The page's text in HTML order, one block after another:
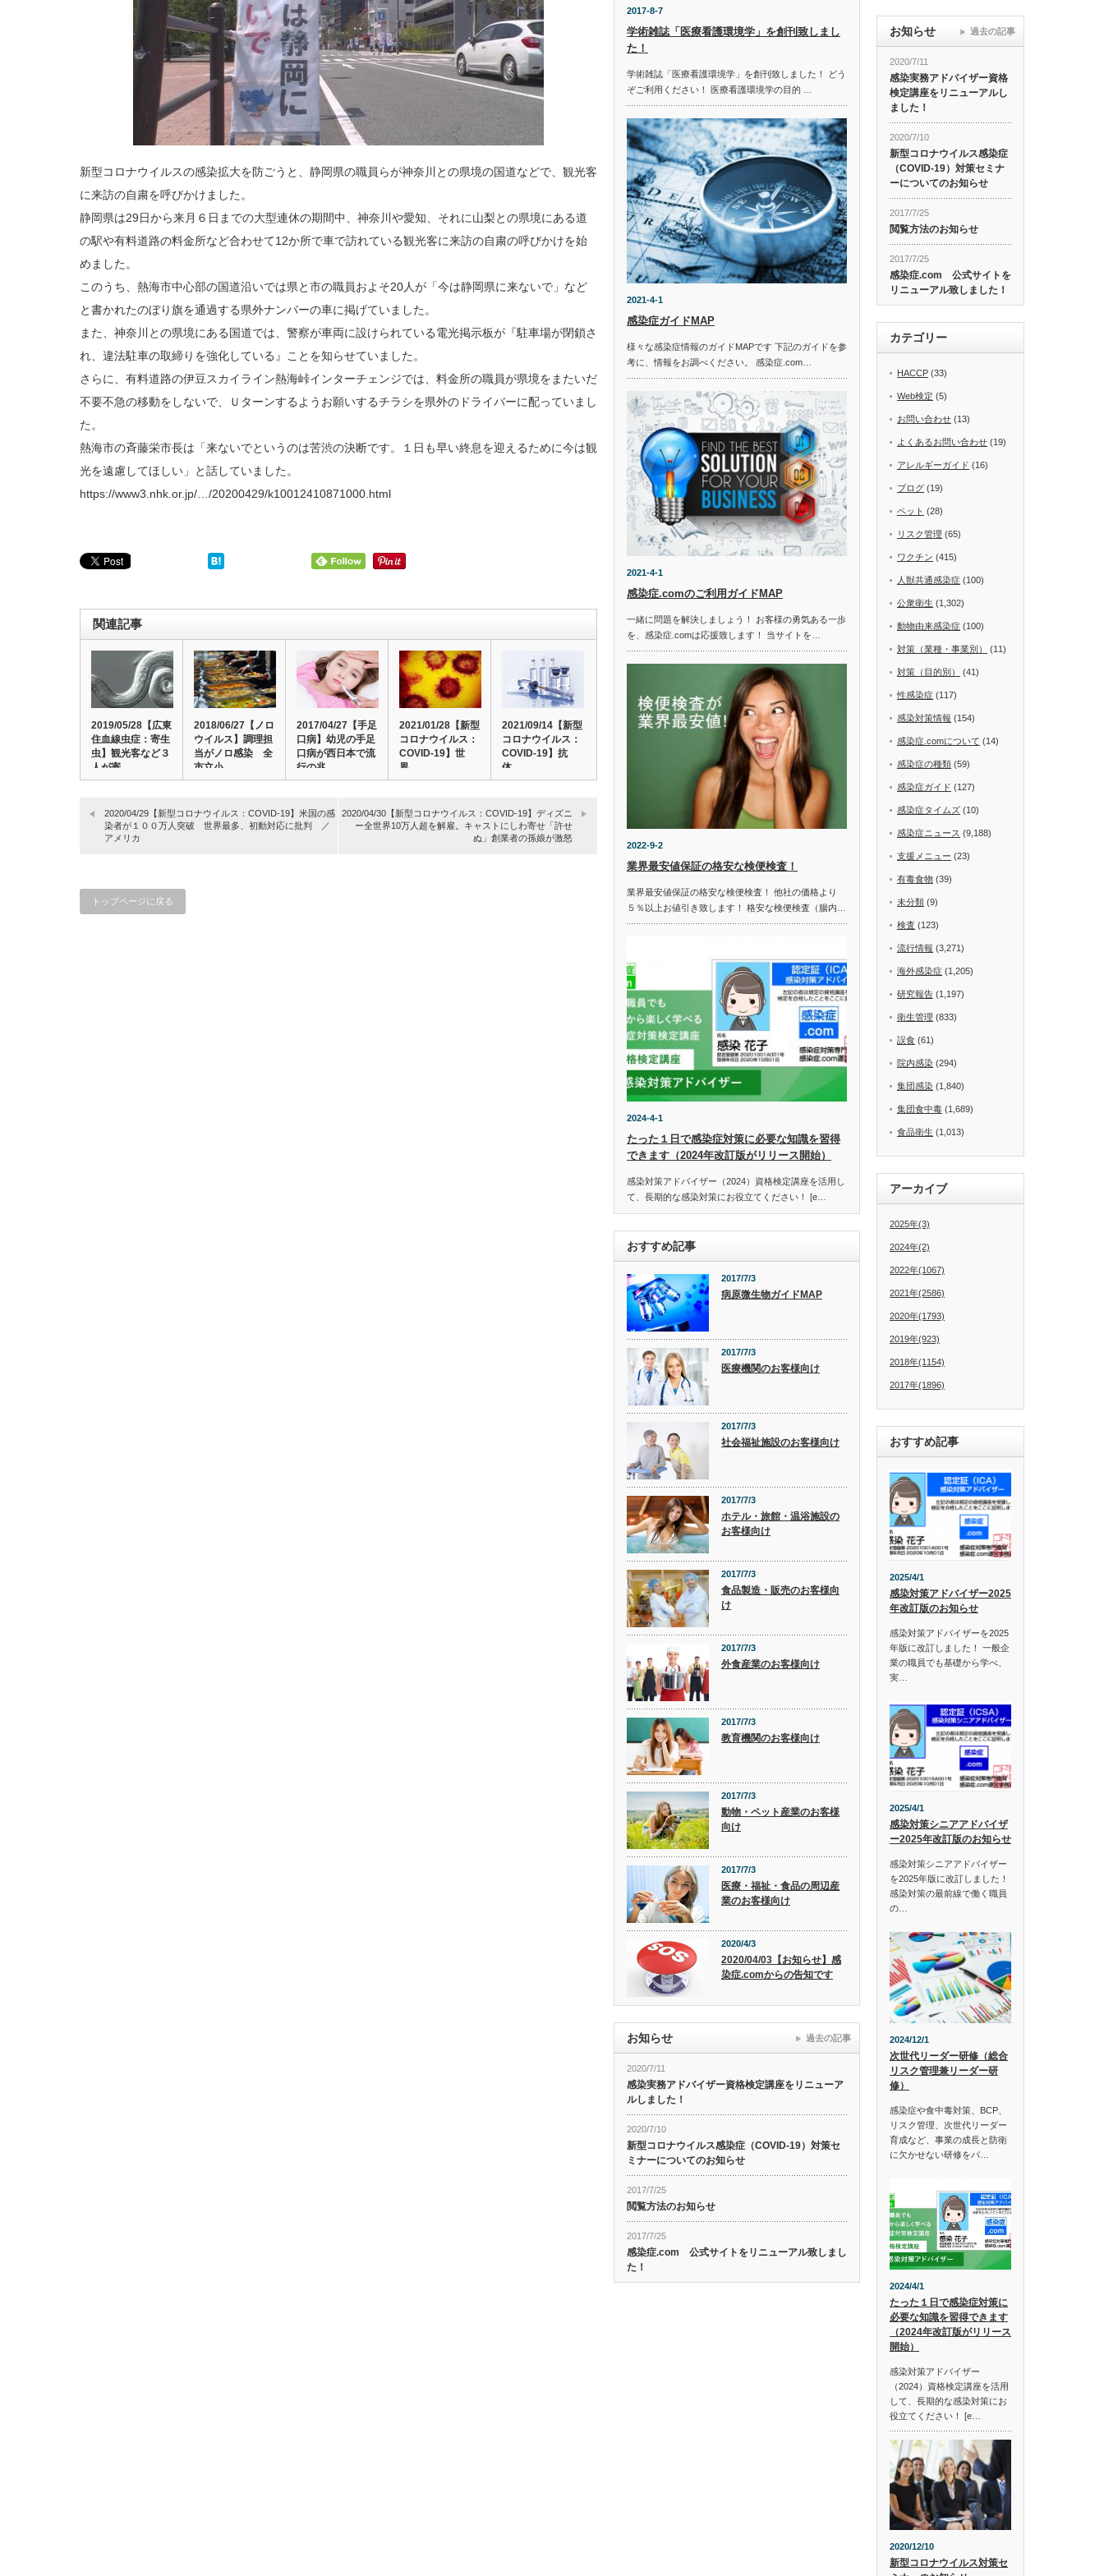
新型コロナウイルスの感染拡大を防ごうと、静岡県の職員らが神奈川との県境の国道などで、観光客
に来訪の自粛を呼びかけました。
静岡県は29日から来月６日までの大型連休の期間中、神奈川や愛知、それに山梨との県境にある道
の駅や有料道路の料金所など合わせて12か所で車で訪れている観光客に来訪の自粛の呼びかけを始
めました。
このうち、熱海市中心部の国道沿いでは県と市の職員およそ20人が「今は静岡県に来ないで」など
と書かれたのぼり旗を通過する県外ナンバーの車に掲げていました。
また、神奈川との県境にある国道では、警察が車両に設けられている電光掲示板が『駐車場が閉鎖さ
れ、違法駐車の取締りを強化している』ことを知らせていました。
さらに、有料道路の伊豆スカイライン熱海峠インターチェンジでは、料金所の職員が県境をまたいだ
不要不急の移動をしないで、Ｕターンするようお願いするチラシを県外のドライバーに配っていまし
た。
熱海市の斉藤栄市長は「来ないでというのは苦渋の決断です。１日も早い終息を迎えるために今は観
光を遠慮してほしい」と話していました。
https://www3.nhk.or.jp/…/20200429/k10012410871000.html
関連記事
2019/05/28【広東
住血線虫症：寄生
虫】観光客など３
人が寄…
2018/06/27【ノロ
ウイルス】調理担
当がノロ感染 全
市立小…
2017/04/27【手足
口病】幼児の手足
口病が西日本で流
行の兆…
2021/01/28【新型
コロナウイルス：
COVID-19】世
界…
2021/09/14【新型
コロナウイルス：
COVID-19】抗
体…
2020/04/29【新型コロナウイルス：COVID-19】米国の感
染者が１００万人突破 世界最多、初動対応に批判 ／
アメリカ
2020/04/30【新型コロナウイルス：COVID-19】ディズニ
ー全世界10万人超を解雇。キャストにしわ寄せ「許せ
ぬ」創業者の孫娘が激怒
トップページに戻る
2017-8-7
学術雑誌「医療看護環境学」を創刊致しまし
た！
学術雑誌「医療看護環境学」を創刊致しました！ どう
ぞご利用ください！ 医療看護環境学の目的 …
2021-4-1
感染症ガイドMAP
様々な感染症情報のガイドMAPです 下記のガイドを参
考に、情報をお調べください。 感染症.com…
2021-4-1
感染症.comのご利用ガイドMAP
一緒に問題を解決しましょう！ お客様の勇気ある一歩
を、感染症.comは応援致します！ 当サイトを…
2022-9-2
業界最安値保証の格安な検便検査！
業界最安値保証の格安な検便検査！ 他社の価格より
５％以上お値引き致します！ 格安な検便検査（腸内…
2024-4-1
たった１日で感染症対策に必要な知識を習得
できます（2024年改訂版がリリース開始）
感染対策アドバイザー（2024）資格検定講座を活用し
て、長期的な感染対策にお役立てください！ [e…
おすすめ記事
2017/7/3
病原微生物ガイドMAP
2017/7/3
医療機関のお客様向け
2017/7/3
社会福祉施設のお客様向け
2017/7/3
ホテル・旅館・温浴施設の
お客様向け
2017/7/3
食品製造・販売のお客様向
け
2017/7/3
外食産業のお客様向け
2017/7/3
教育機関のお客様向け
2017/7/3
動物・ペット産業のお客様
向け
2017/7/3
医療・福祉・食品の周辺産
業のお客様向け
2020/4/3
2020/04/03【お知らせ】感
染症.comからの告知です
お知らせ
2020/7/11
感染実務アドバイザー資格検定講座をリニューア
ルしました！
2020/7/10
新型コロナウイルス感染症（COVID-19）対策セ
ミナーについてのお知らせ
2017/7/25
閲覧方法のお知らせ
2017/7/25
感染症.com 公式サイトをリニューアル致しまし
た！
過去の記事
お知らせ
2020/7/11
感染実務アドバイザー資格
検定講座をリニューアルし
ました！
2020/7/10
新型コロナウイルス感染症
（COVID-19）対策セミナ
ーについてのお知らせ
2017/7/25
閲覧方法のお知らせ
2017/7/25
感染症.com 公式サイトを
リニューアル致しました！
過去の記事
カテゴリー
HACCP (33)
Web検定 (5)
お問い合わせ (13)
よくあるお問い合わせ (19)
アレルギーガイド (16)
ブログ (19)
ペット (28)
リスク管理 (65)
ワクチン (415)
人獣共通感染症 (100)
公衆衛生 (1,302)
動物由来感染症 (100)
対策（業種・事業別） (11)
対策（目的別） (41)
性感染症 (117)
感染対策情報 (154)
感染症.comについて (14)
感染症の種類 (59)
感染症ガイド (127)
感染症タイムズ (10)
感染症ニュース (9,188)
支援メニュー (23)
有毒食物 (39)
未分類 (9)
検査 (123)
流行情報 (3,271)
海外感染症 (1,205)
研究報告 (1,197)
衛生管理 (833)
誤食 (61)
院内感染 (294)
集団感染 (1,840)
集団食中毒 (1,689)
食品衛生 (1,013)
アーカイブ
2025年(3)
2024年(2)
2022年(1067)
2021年(2586)
2020年(1793)
2019年(923)
2018年(1154)
2017年(1896)
おすすめ記事
2025/4/1
感染対策アドバイザー2025
年改訂版のお知らせ
感染対策アドバイザーを2025
年版に改訂しました！ 一般企
業の職員でも基礎から学べ、
実…
2025/4/1
感染対策シニアアドバイザ
ー2025年改訂版のお知らせ
感染対策シニアアドバイザー
を2025年版に改訂しました！
感染対策の最前線で働く職員
の…
2024/12/1
次世代リーダー研修（総合
リスク管理兼リーダー研
修）
感染症や食中毒対策、BCP、
リスク管理、次世代リーダー
育成など、事業の成長と防衛
に欠かせない研修をパ…
2024/4/1
たった１日で感染症対策に
必要な知識を習得できます
（2024年改訂版がリリース
開始）
感染対策アドバイザー
（2024）資格検定講座を活用
して、長期的な感染対策にお
役立てください！ [e…
2020/12/10
新型コロナウイルス対策セ